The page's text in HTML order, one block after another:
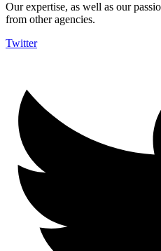
Our expertise, as well as our
from other agencies.
Twitter